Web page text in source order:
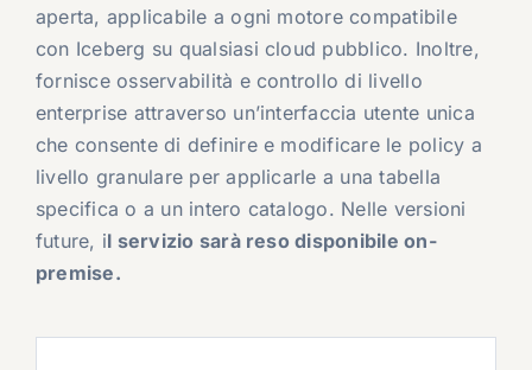
aperta, applicabile a ogni motore compatibile
con Iceberg su qualsiasi cloud pubblico. Inoltre,
fornisce osservabilità e controllo di livello
enterprise attraverso un’interfaccia utente unica
che consente di definire e modificare le policy a
livello granulare per applicarle a una tabella
specifica o a un intero catalogo. Nelle versioni
future, il servizio sarà reso disponibile on-
premise.